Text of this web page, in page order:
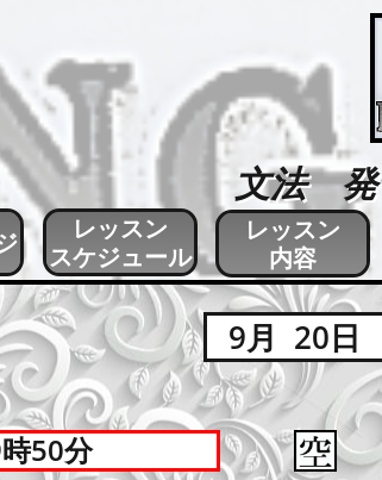
文法
レッスン
スケジュール
レッスン
内容
50分
9月 20日